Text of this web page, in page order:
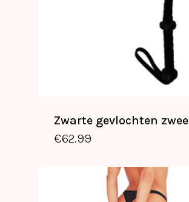
Zwarte gevlochten
€62.99
€62.99